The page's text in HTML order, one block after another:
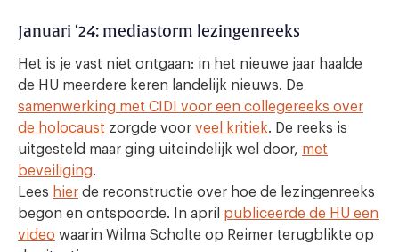
Januari ‘24: mediastorm lezingenreeks
Het is je vast niet ontgaan: in het nieuwe jaar haalde
de HU meerdere keren landelijk nieuws. De
samenwerking met CIDI voor een collegereeks over
de holocaust zorgde voor veel kritiek. De reeks is
uitgesteld maar ging uiteindelijk wel door, met
beveiliging.
Lees hier de reconstructie over hoe de lezingenreeks
begon en ontspoorde. In april publiceerde de HU een
video waarin Wilma Scholte op Reimer terugblikte op